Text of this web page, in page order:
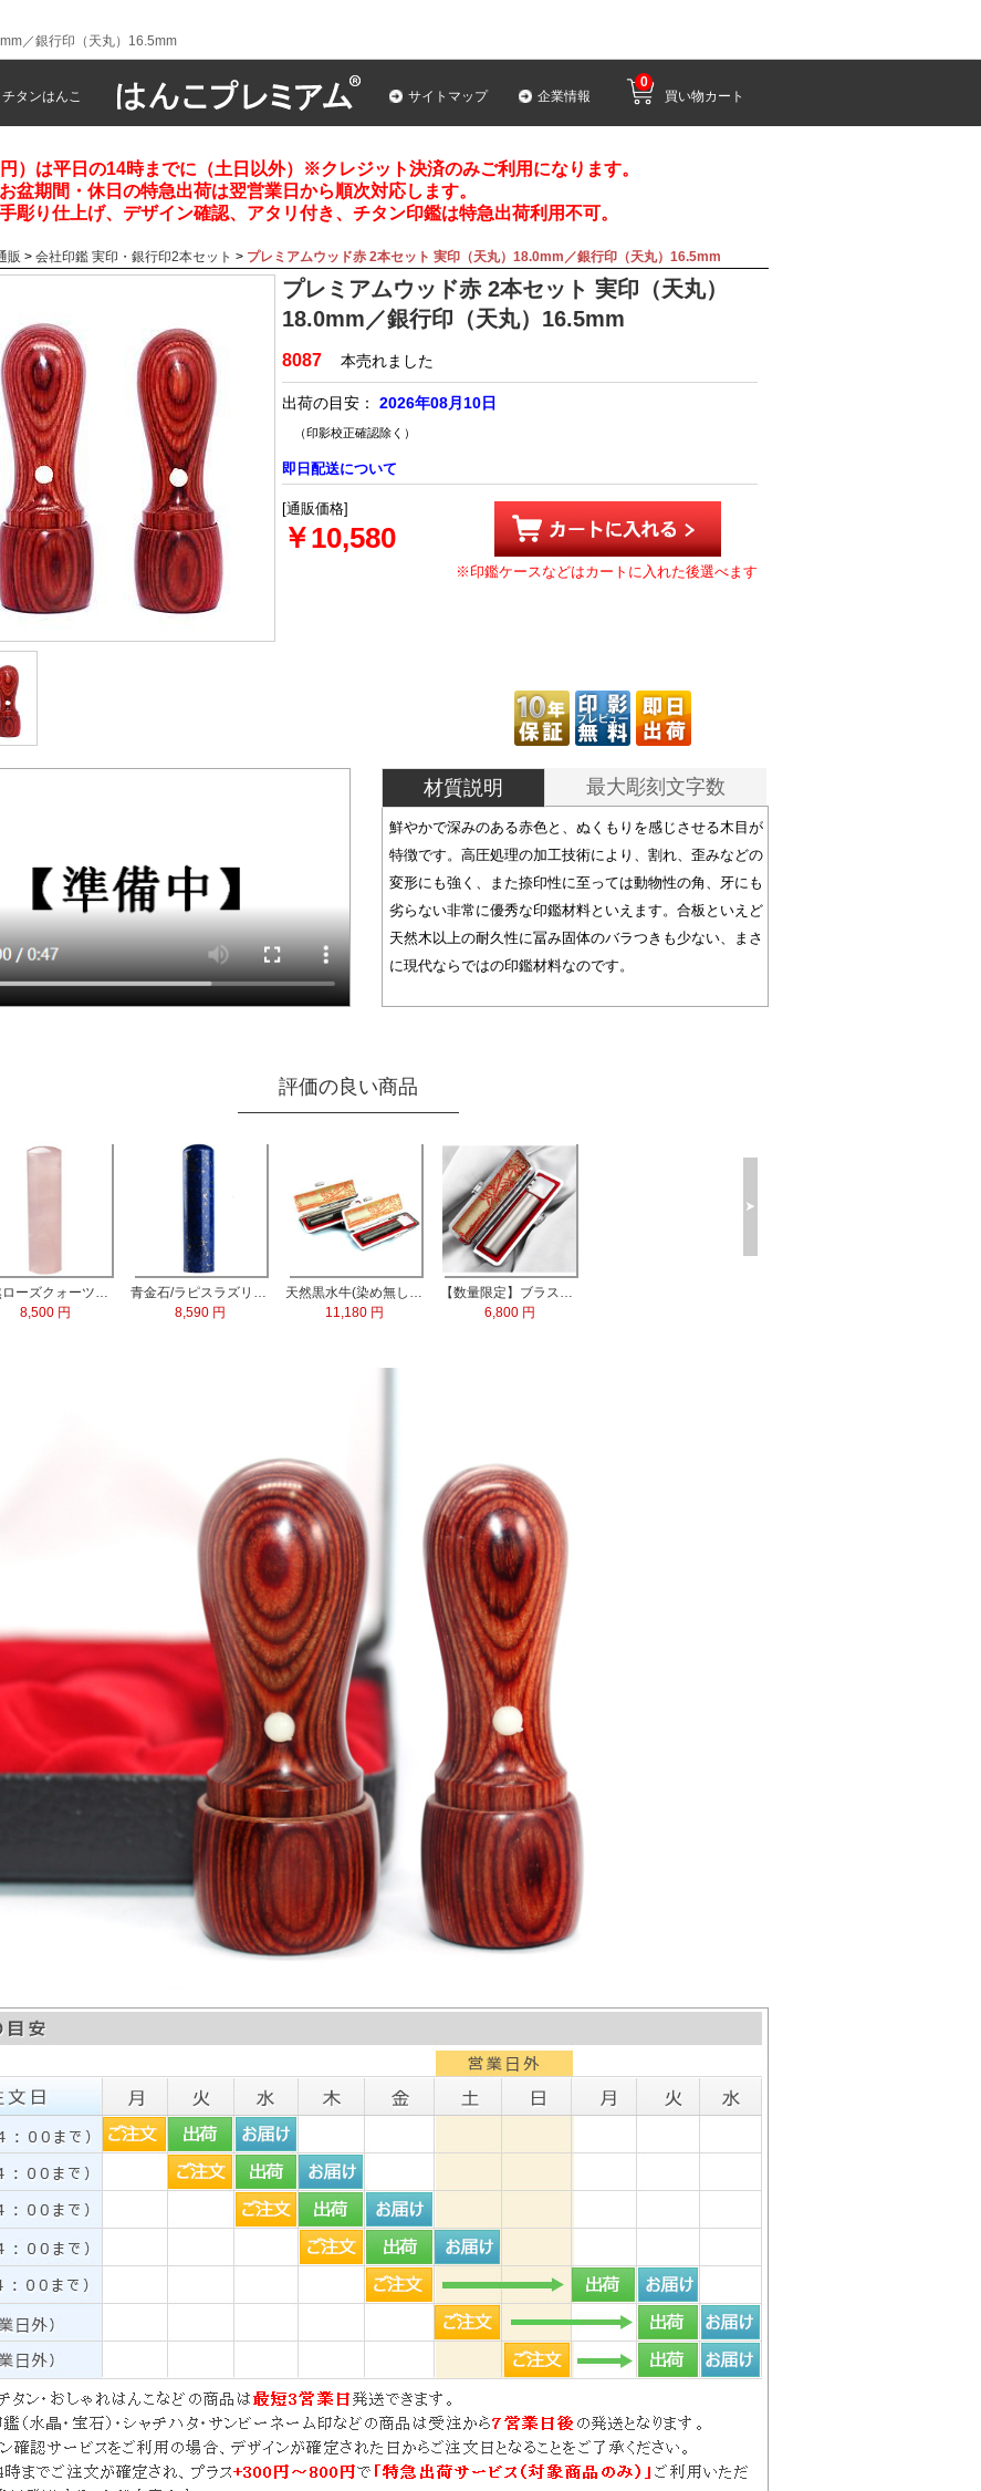
／銀行印（天丸）16.5mm
チタンはんこ サイトマップ 企業情報 買い物カート
0
）は平日の14時までに（土日以外）※クレジット決済のみご利用になります。
お盆期間・休日の特急出荷は翌営業日から順次対応します。
彫り仕上げ、デザイン確認、アタリ付き、チタン印鑑は特急出荷利用不可。
販 > 会社印鑑 実印・銀行印2本セット > プレミアムウッド赤 2本セット 実印（天丸）18.0mm／銀行印（天丸）16.5mm
プレミアムウッド赤 2本セット 実印（天丸）
18.0mm／銀行印（天丸）16.5mm
8087 本売れました
出荷の目安： 2026年08月10日
（印影校正確認除く）
即日配送について
[通販価格]
￥10,580
※印鑑ケースなどはカートに入れた後選べます
材質説明 最大彫刻文字数
鮮やかで深みのある赤色と、ぬくもりを感じさせる木目が
特徴です。高圧処理の加工技術により、割れ、歪みなどの
変形にも強く、また捺印性に至っては動物性の角、牙にも
劣らない非常に優秀な印鑑材料といえます。合板といえど
天然木以上の耐久性に冨み固体のバラつきも少ない、まさ
に現代ならではの印鑑材料なのです。
評価の良い商品
天然ローズクォーツ水晶 実印13.5mm
8,500 円
青金石/ラピスラズリ 実印60x15.0mm
8,590 円
天然黒水牛(染め無し) 実印60x16.5mm/銀行印60x13.5mm 2本セット
11,180 円
【数量限定】ブラストチタン印鑑 印鑑ケース付
6,800 円